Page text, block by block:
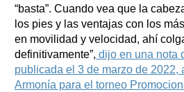
“basta”. Cuando vea que la
los pies y las ventajas con los
en movilidad y velocidad, ahí
definitivamente”, dijo en una nota
publicada el 3 de marzo de 2022,
Armonía para el torneo